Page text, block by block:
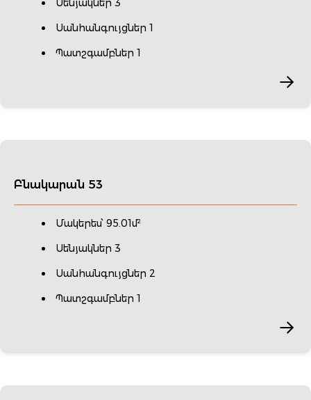
Սանհանգույցներ 1
Պատշգամբներ 1
Բնակարան 53
Մակերես՝ 95.01մ²
Սենյակներ 3
Սանհանգույցներ 2
Պատշգամբներ 1